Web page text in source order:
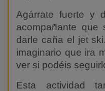
Agárrate fuerte y
acompañante
darle caña el jet
imaginario que ira
ver si podéis
Esta actividad